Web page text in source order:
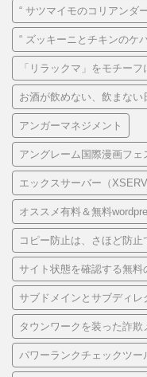
“ サツマイモのコリアンダ
“ ズッキーニとチキンのケ
「リラックマ」をモチー
お酒が飲めない、飲まない
アンガーマネジメント
アングレーム国際漫画フェ
エックスサーバー（
オススメ有料＆無料
コピー防止は、さほど防止
サイト状態を確認する無料
サブドメインとサブディレ
タウンワークを装った詐欺
パワーランクチェックツー